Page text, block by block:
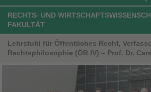
RECHTS- UND
FAKULTÄT
Lehrstuhl für Öffentliches Recht,
Rechtsphilosophie (ÖR IV) – Prof. Dr.